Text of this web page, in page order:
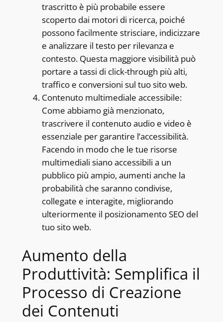
trascritto è più probabile essere
scoperto dai motori di ricerca, poiché
possono facilmente strisciare, indicizzare
e analizzare il testo per rilevanza e
contesto. Questa maggiore visibilità può
portare a tassi di click-through più alti,
traffico e conversioni sul tuo sito web.
Contenuto multimediale accessibile:
Come abbiamo già menzionato,
trascrivere il contenuto audio e video è
essenziale per garantire l’accessibilità.
Facendo in modo che le tue risorse
multimediali siano accessibili a un
pubblico più ampio, aumenti anche la
probabilità che saranno condivise,
collegate e interagite, migliorando
ulteriormente il posizionamento SEO del
tuo sito web.
Aumento della
Produttività: Semplifica il
Processo di Creazione
dei Contenuti